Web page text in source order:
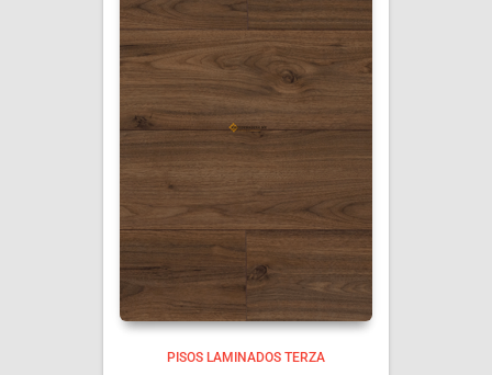
PISOS LAMINADOS TERZA